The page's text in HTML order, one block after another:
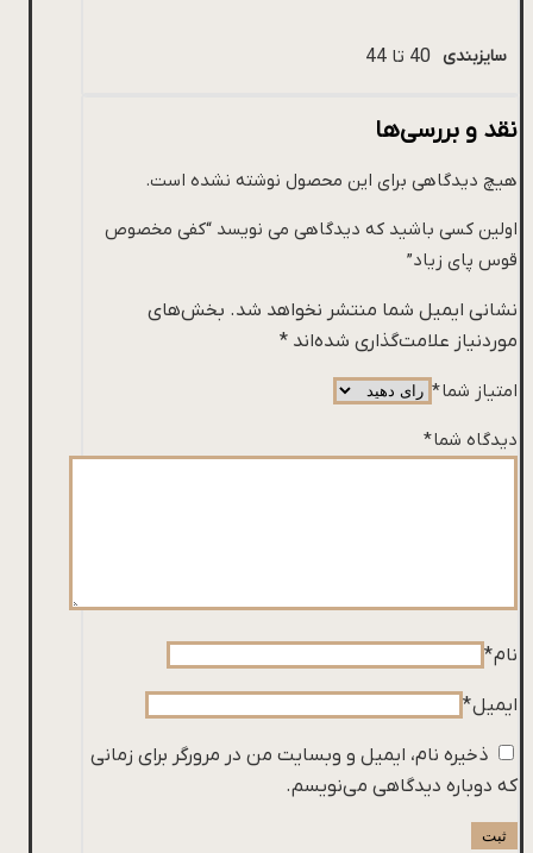
سایزبندی 40 تا 44
نقد و بررسی‌ها
هیچ دیدگاهی برای این محصول نوشته نشده است.
اولین کسی باشید که دیدگاهی می نویسد “کفی مخصوص
قوس پای زیاد”
نشانی ایمیل شما منتشر نخواهد شد. بخش‌های
موردنیاز علامت‌گذاری شده‌اند *
امتیاز شما*
دیدگاه شما*
نام*
ایمیل*
ذخیره نام، ایمیل و وبسایت من در مرورگر برای زمانی
که دوباره دیدگاهی می‌نویسم.